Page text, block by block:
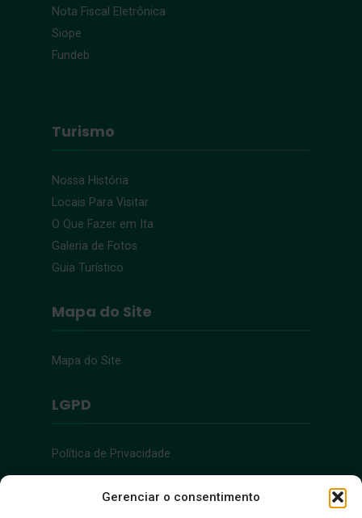
Gerenciar o consentimento
Nota Fiscal Eletrônica
Siope
Fundeb
Turismo
Nossa História
Locais Para Visitar
O Que Fazer em Ita
Galeria de Fotos
Guia Turístico
Mapa do Site
Mapa do Site
LGPD
Política de Privacidade
Acessibilidade